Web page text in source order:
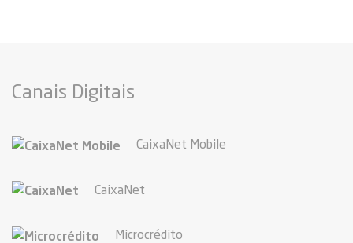
Canais Digitais
CaixaNet Mobile
CaixaNet
Microcrédito